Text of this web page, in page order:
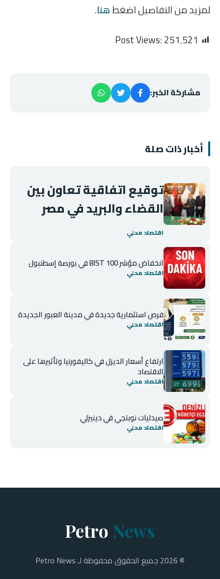
لمزيد من التفاصيل اضغطهنا.
Post Views:251٬521
مشاركة الخبر:
أخبار ذات صلة
توقيع اتفاقية تعاون بين
القضاء والبريد في مصر
اقتصاد محلي
انخفاض مؤشر BIST 100 في بورصة إسطنبول
اقتصاد محلي
فرص استثمارية جديدة في مدينة العبور الجديدة
اقتصاد محلي
ارتفاع أسعار الديزل في كاليفورنيا وتأثيرها على
الاقتصاد
اقتصاد محلي
صيدليات نوبتجي في دينيزلي
اقتصاد محلي
Petro News
© 2026 جميع الحقوق محفوظة لـ Petro News